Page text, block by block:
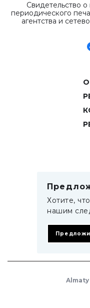
Свидетельство
периодического
агентства и
Хотите,
нашим
Almaty